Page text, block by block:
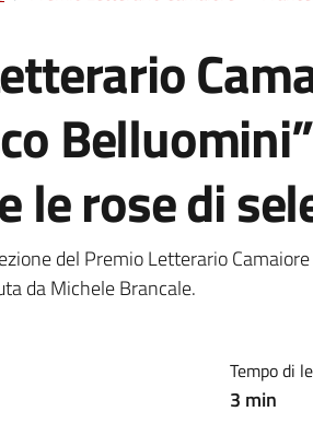
le rose di
notizia
del Premio Letterario
da Michele Brancale.
Tempo di
3 min